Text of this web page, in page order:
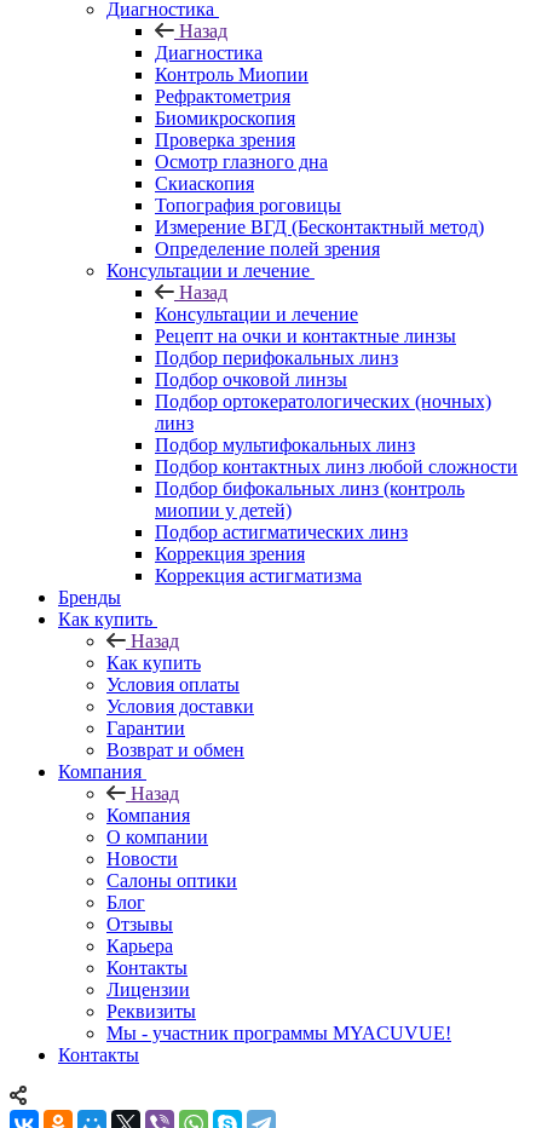
Диагностика
Назад
Диагностика
Контроль Миопии
Рефрактометрия
Биомикроскопия
Проверка зрения
Осмотр глазного дна
Скиаскопия
Топография роговицы
Измерение ВГД (Бесконтактный метод)
Определение полей зрения
Консультации и лечение
Назад
Консультации и лечение
Рецепт на очки и контактные линзы
Подбор перифокальных линз
Подбор очковой линзы
Подбор ортокератологических (ночных)
линз
Подбор мультифокальных линз
Подбор контактных линз любой сложности
Подбор бифокальных линз (контроль
миопии у детей)
Подбор астигматических линз
Коррекция зрения
Коррекция астигматизма
Бренды
Как купить
Назад
Как купить
Условия оплаты
Условия доставки
Гарантии
Возврат и обмен
Компания
Назад
Компания
О компании
Новости
Салоны оптики
Блог
Отзывы
Карьера
Контакты
Лицензии
Реквизиты
Мы - участник программы MYACUVUE!
Контакты